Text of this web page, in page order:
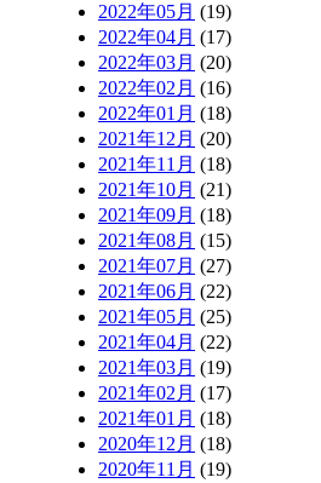
2022年05月 (19)
2022年04月 (17)
2022年03月 (20)
2022年02月 (16)
2022年01月 (18)
2021年12月 (20)
2021年11月 (18)
2021年10月 (21)
2021年09月 (18)
2021年08月 (15)
2021年07月 (27)
2021年06月 (22)
2021年05月 (25)
2021年04月 (22)
2021年03月 (19)
2021年02月 (17)
2021年01月 (18)
2020年12月 (18)
2020年11月 (19)